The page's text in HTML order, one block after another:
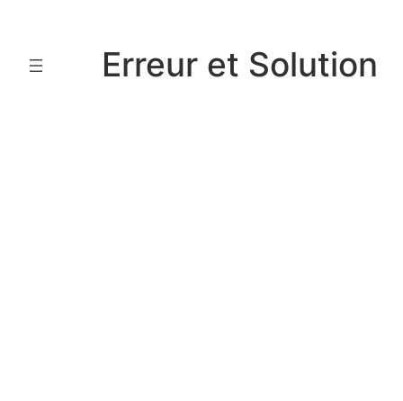
contenu
Erreur et Solution